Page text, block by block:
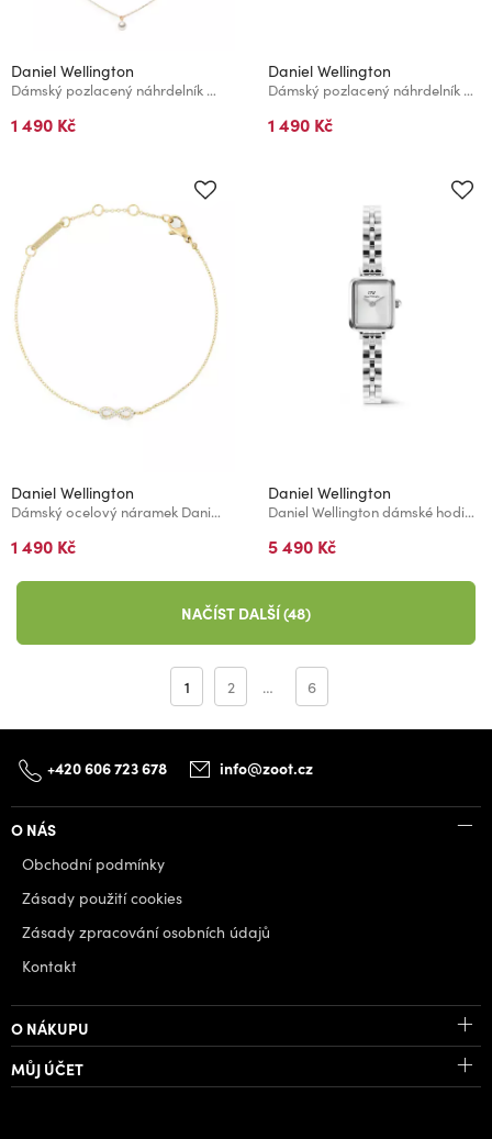
Daniel Wellington
Dámský pozlacený náhrdelník Daniel Wellington DW00401959
1 490 Kč
Daniel Wellington
Dámský pozlacený náhrdelník Daniel Wellington Mirelle Solitaire DW00401967
1 490 Kč
Daniel Wellington
Dámský ocelový náramek Daniel Wellington Mirelle Infinity DW00401626
1 490 Kč
Daniel Wellington
Daniel Wellington dámské hodinky Quadro Mini Arch 3-Link DW00100844
5 490 Kč
NAČÍST DALŠÍ (48)
1 2 … 6
+420 606 723 678 info@zoot.cz
O NÁS
Obchodní podmínky
Zásady použití cookies
Zásady zpracování osobních údajů
Kontakt
O NÁKUPU
MŮJ ÚČET